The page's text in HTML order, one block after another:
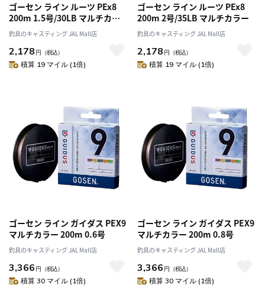
ゴーセン ライン ルーツ PEx8
200m 1.5号/30LB マルチカラ
ー
釣具のキャスティング JAL Mall店
2,178 円 （税込）
積算 19 マイル (1倍)
ゴーセン ライン ルーツ PEx8
200m 2号/35LB マルチカラー
釣具のキャスティング JAL Mall店
2,178 円 （税込）
積算 19 マイル (1倍)
ゴーセン ライン ガイダス PEX9
マルチカラー 200m 0.6号
釣具のキャスティング JAL Mall店
3,366 円 （税込）
積算 30 マイル (1倍)
ゴーセン ライン ガイダス PEX9
マルチカラー 200m 0.8号
釣具のキャスティング JAL Mall店
3,366 円 （税込）
積算 30 マイル (1倍)